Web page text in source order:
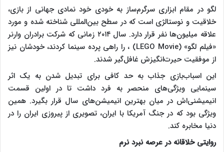
لگو در مقام ابزاری سرگرم‌ساز به خودی خود نمادی جهانی از بازی،
خلاقیت و نوستالژی است که در سطح بین‌المللی شناخته شده و مورد
علاقه میلیون‌ها نفر قرار دارد. سال ۲۰۱۴ زمانی که شرکت برادران وارنر
«فیلم لگو» (LEGO Movie) ، را راهی پرده سینما کردند، خودشان نیز
از موفقیت حیرت‌انگیزش غافل‌گیر شدند.
این اسباب‌بازی جذاب به حد کافی برای تبدیل شدن به یک اثر
سینمایی ویژگی‌های منحصر به فرد داشت تا در اولین قسمت
انیمیشنی‌اش در میان بهترین انیمیشن‌های سال قرار بگیرد. همین
ویژگی بود که در جنگ آمریکا با ایران، تصویری از پیروزی ایران را در
دنیا مخابره کند.
روایتی خلاقانه در عرصه نبرد نرم